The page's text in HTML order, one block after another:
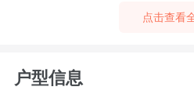
点击查看
户型信息